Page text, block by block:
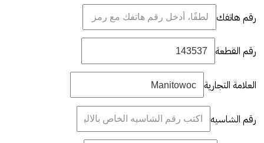
رقم هاتفك
رقم القطعة
العلامة التجارية
رقم الشاسيه